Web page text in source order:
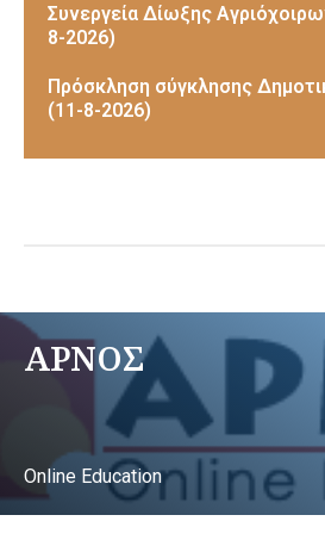
Συνεργεία Δίωξης
8-2026)
Πρόσκληση σύγκλησης
(11-8-2026)
ΑΡΝΟΣ
Online Education